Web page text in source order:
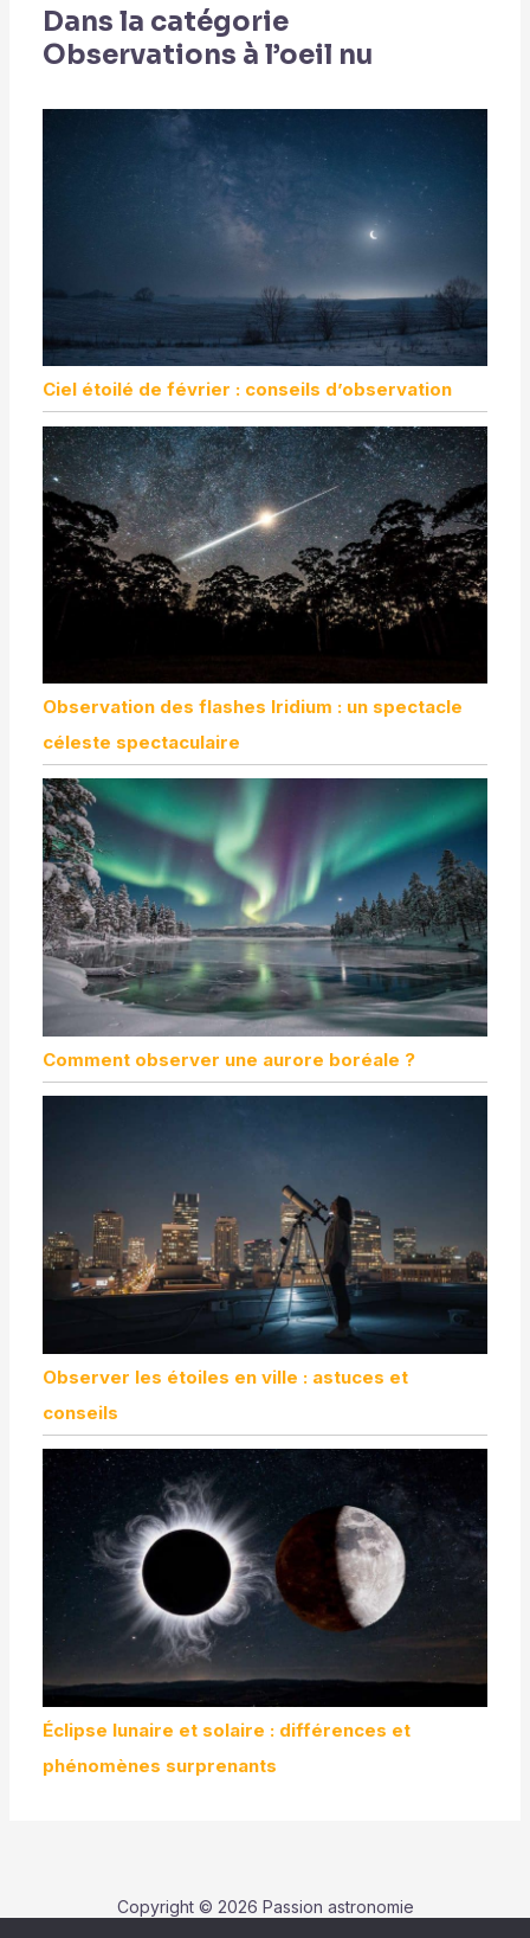
Dans la catégorie
Observations à l’oeil nu
Ciel étoilé de février : conseils d’observation
Observation des flashes Iridium : un spectacle
céleste spectaculaire
Comment observer une aurore boréale ?
Observer les étoiles en ville : astuces et
conseils
Éclipse lunaire et solaire : différences et
phénomènes surprenants
Copyright © 2026 Passion astronomie